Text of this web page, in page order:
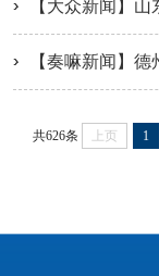
共626条 上页 1